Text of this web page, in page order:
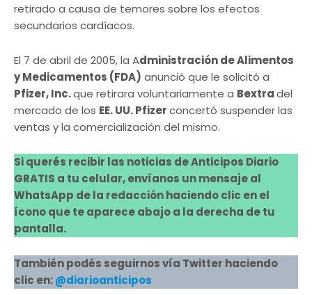
retirado a causa de temores sobre los efectos
secundarios cardíacos.
El 7 de abril de 2005, la Administración de Alimentos
y Medicamentos (FDA) anunció que le solicitó a
Pfizer, Inc.que retirara voluntariamente a Bextradel
mercado de los EE. UU. Pfizerconcertó suspender las
ventas y la comercialización del mismo.
Si querés recibir las noticias de Anticipos Diario
GRATIS a tu celular, envíanos un mensaje al
WhatsApp de la redacción haciendo clic en el
ícono que te aparece abajo a la derecha de tu
pantalla.
También podés seguirnos vía Twitter haciendo
clic en:@diarioanticipos